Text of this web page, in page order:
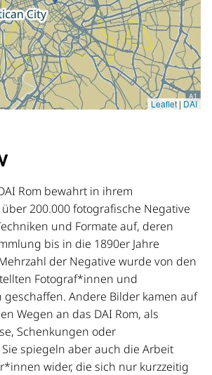
Rom bewahrt in ihrem
200.000 fotografische Negative
und Formate auf, deren
bis in die 1890er Jahre
der Negative wurde von den
Fotograf*innen und
Andere Bilder kamen auf
Wegen an das DAI Rom, als
Schenkungen oder
spiegeln aber auch die Arbeit
wider, die sich nur kurzzeitig